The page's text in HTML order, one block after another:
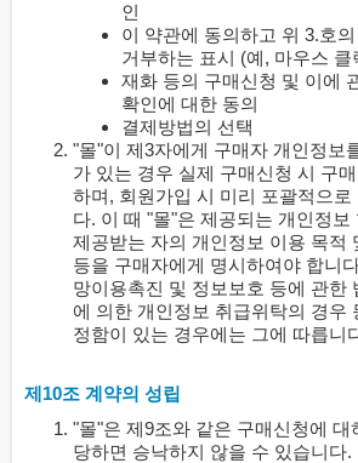
인
이 약관에 동의하고 위 3.호
거부하는 표시 (예, 마우스 클
재화 등의 구매신청 및 이에
확인에 대한 동의
결제방법의 선택
"몰"이 제3자에게 구매자 개인정보
가 있는 경우 실제 구매신청 시 구
하며, 회원가입 시 미리 포괄적으로
다. 이 때 "몰"은 제공되는 개인정보
제공받는 자의 개인정보 이용 목적
등을 구매자에게 명시하여야 합니
망이용촉진 및 정보보호 등에 관한
에 의한 개인정보 취급위탁의 경우
정함이 있는 경우에는 그에 따릅니
제10조 계약의 성립
"몰"은 제9조와 같은 구매신청에 대
당하면 승낙하지 않을 수 있습니다.